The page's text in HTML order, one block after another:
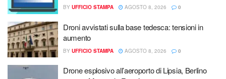
BY UFFICIO STAMPA AGOSTO 8, 2026 0
Droni avvistati sulla base tedesca: tensioni in
aumento
BY UFFICIO STAMPA AGOSTO 8, 2026 0
Drone esplosivo all’aeroporto di Lipsia, Berlino